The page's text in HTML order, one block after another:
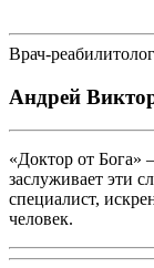
Врач-реабилитолог
Андрей
«Доктор от
заслуживает эти
специалист,
человек.